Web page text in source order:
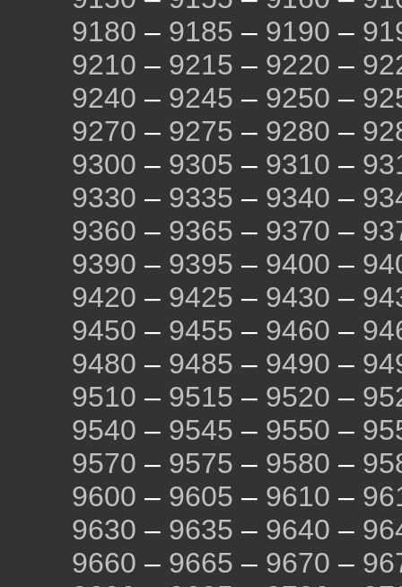
9180 – 9185 – 9190 –
9210 – 9215 – 9220 –
9240 – 9245 – 9250 –
9270 – 9275 – 9280 –
9300 – 9305 – 9310 –
9330 – 9335 – 9340 –
9360 – 9365 – 9370 –
9390 – 9395 – 9400 –
9420 – 9425 – 9430 –
9450 – 9455 – 9460 –
9480 – 9485 – 9490 –
9510 – 9515 – 9520 –
9540 – 9545 – 9550 –
9570 – 9575 – 9580 –
9600 – 9605 – 9610 –
9630 – 9635 – 9640 –
9660 – 9665 – 9670 –